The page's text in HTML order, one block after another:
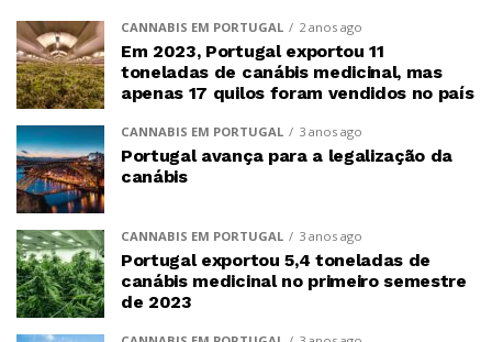
CANNABIS EM PORTUGAL 2 anos ago
Em 2023, Portugal exportou 11
toneladas de canábis medicinal, mas
apenas 17 quilos foram vendidos no país
CANNABIS EM PORTUGAL 3 anos ago
Portugal avança para a legalização da
canábis
CANNABIS EM PORTUGAL 3 anos ago
Portugal exportou 5,4 toneladas de
canábis medicinal no primeiro semestre
de 2023